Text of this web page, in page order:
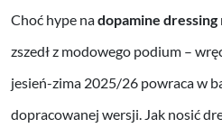
Choć hype nadopamine dressing
zszedł z modowego podium –
jesień-zima 2025/26 powraca w
dopracowanej wersji. Jak nosić